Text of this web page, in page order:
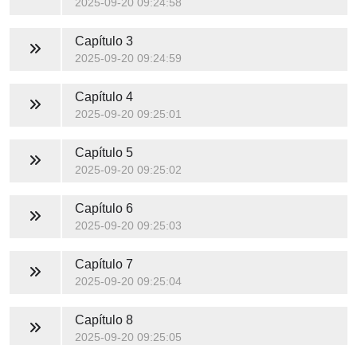
Capítulo 3
2025-09-20 09:24:59
Capítulo 4
2025-09-20 09:25:01
Capítulo 5
2025-09-20 09:25:02
Capítulo 6
2025-09-20 09:25:03
Capítulo 7
2025-09-20 09:25:04
Capítulo 8
2025-09-20 09:25:05